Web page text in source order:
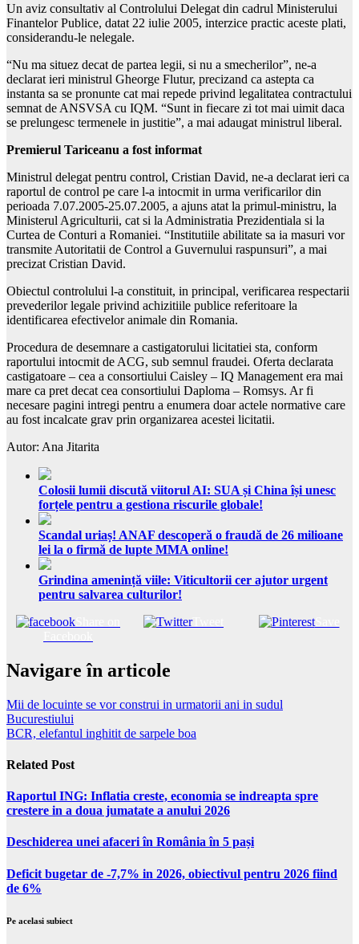
Un aviz consultativ al Controlului Delegat din cadrul Ministerului
Finantelor Publice, datat 22 iulie 2005, interzice practic aceste plati,
considerandu-le nelegale.
“Nu ma situez decat de partea legii, si nu a smecherilor”, ne-a
declarat ieri ministrul Gheorge Flutur, precizand ca astepta ca
instanta sa se pronunte cat mai repede privind legalitatea contractului
semnat de ANSVSA cu IQM. “Sunt in fiecare zi tot mai uimit daca
se prelungesc termenele in justitie”, a mai adaugat ministrul liberal.
Premierul Tariceanu a fost informat
Ministrul delegat pentru control, Cristian David, ne-a declarat ieri ca
raportul de control pe care l-a intocmit in urma verificarilor din
perioada 7.07.2005-25.07.2005, a ajuns atat la primul-ministru, la
Ministerul Agriculturii, cat si la Administratia Prezidentiala si la
Curtea de Conturi a Romaniei. “Institutiile abilitate sa ia masuri vor
transmite Autoritatii de Control a Guvernului raspunsuri”, a mai
precizat Cristian David.
Obiectul controlului l-a constituit, in principal, verificarea respectarii
prevederilor legale privind achizitiile publice referitoare la
identificarea efectivelor animale din Romania.
Procedura de desemnare a castigatorului licitatiei sta, conform
raportului intocmit de ACG, sub semnul fraudei. Oferta declarata
castigatoare – cea a consortiului Caisley – IQ Management era mai
mare ca pret decat cea consortiului Daploma – Romsys. Ar fi
necesare pagini intregi pentru a enumera doar actele normative care
au fost incalcate grav prin organizarea acestei licitatii.
Autor: Ana Jitarita
Colosii lumii discută viitorul AI: SUA și China își unesc
forțele pentru a gestiona riscurile globale!
Scandal uriaș! ANAF descoperă o fraudă de 26 milioane
lei la o firmă de lupte MMA online!
Grindina amenință viile: Viticultorii cer ajutor urgent
pentru salvarea culturilor!
Tweet Save
Navigare în articole
Mii de locuinte se vor construi in urmatorii ani in sudul
Bucurestiului
BCR, elefantul inghitit de sarpele boa
Related Post
Raportul ING: Inflatia creste, economia se indreapta spre
crestere in a doua jumatate a anului 2026
Deschiderea unei afaceri în România în 5 pași
Deficit bugetar de -7,7% in 2026, obiectivul pentru 2026 fiind
de 6%
Pe acelasi subiect